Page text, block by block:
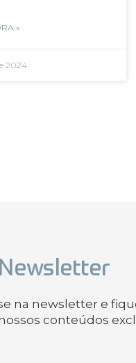
»
2024
Newsletter
na newsletter e
conteúdos